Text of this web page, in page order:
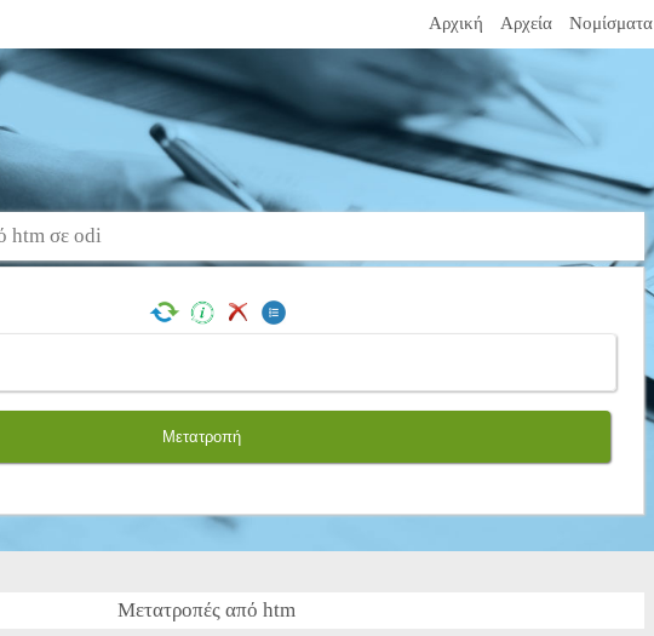
Αρχική Αρχεία Νομίσματα
htm σε odi
Μετατροπή
Μετατροπές από htm